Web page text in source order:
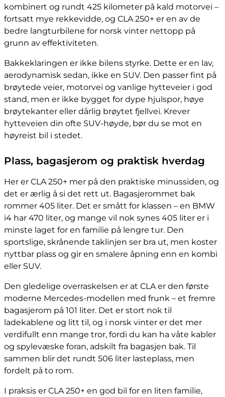
kombinert og rundt 425 kilometer på kald motorvei –
fortsatt mye rekkevidde, og CLA 250+ er en av de
bedre langturbilene for norsk vinter nettopp på
grunn av effektiviteten.
Bakkeklaringen er ikke bilens styrke. Dette er en lav,
aerodynamisk sedan, ikke en SUV. Den passer fint på
brøytede veier, motorvei og vanlige hytteveier i god
stand, men er ikke bygget for dype hjulspor, høye
brøytekanter eller dårlig brøytet fjellvei. Krever
hytteveien din ofte SUV-høyde, bør du se mot en
høyreist bil i stedet.
Plass, bagasjerom og praktisk hverdag
Her er CLA 250+ mer på den praktiske minussiden, og
det er ærlig å si det rett ut. Bagasjerommet bak
rommer 405 liter. Det er smått for klassen – en BMW
i4 har 470 liter, og mange vil nok synes 405 liter er i
minste laget for en familie på lengre tur. Den
sportslige, skrånende taklinjen ser bra ut, men koster
nyttbar plass og gir en smalere åpning enn en kombi
eller SUV.
Den gledelige overraskelsen er at CLA er den første
moderne Mercedes-modellen med frunk – et fremre
bagasjerom på 101 liter. Det er stort nok til
ladekablene og litt til, og i norsk vinter er det mer
verdifullt enn mange tror, fordi du kan ha våte kabler
og spylevæske foran, adskilt fra bagasjen bak. Til
sammen blir det rundt 506 liter lasteplass, men
fordelt på to rom.
I praksis er CLA 250+ en god bil for en liten familie,